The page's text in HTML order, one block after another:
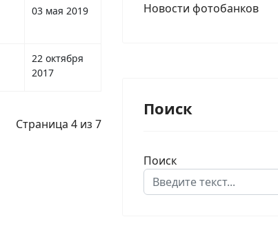
03 мая 2019
22 октября
2017
Страница 4 из 7
Новости фотобанков
Поиск
Поиск